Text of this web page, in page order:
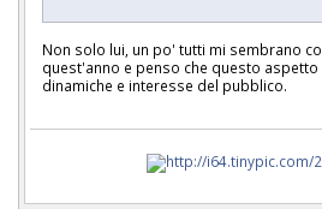
Non solo lui, un po' tutti mi sembrano
quest'anno e penso che questo
dinamiche e interesse del pubblico.